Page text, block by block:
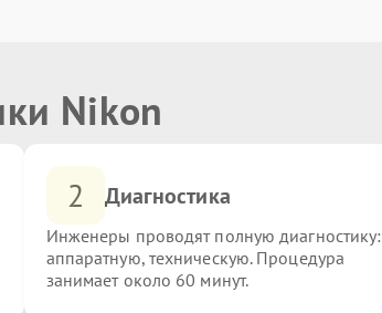
Nikon
2 Диагностика
Инженеры проводят полную диагностику:
аппаратную, техническую. Процедура
занимает около 60 минут.